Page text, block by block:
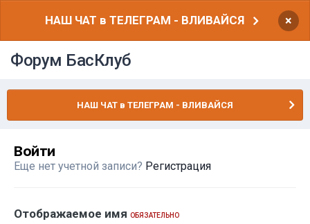
НАШ ЧАТ в ТЕЛЕГРАМ - ВЛИВАЙСЯ ×
Форум БасКлуб
НАШ ЧАТ в ТЕЛЕГРАМ - ВЛИВАЙСЯ
Войти
Еще нет учетной записи? Регистрация
Отображаемое имя ОБЯЗАТЕЛЬНО